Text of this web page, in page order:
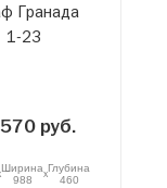
Гранада
1-23
руб.
Ширина
988
xГлубина
460